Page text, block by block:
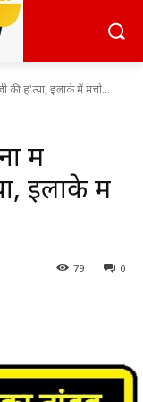
की ह'त्या, इलाके में मची...
में
इलाके में
0
79